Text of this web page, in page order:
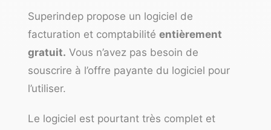
Superindep propose un logiciel de
facturation et comptabilité entièrement
gratuit. Vous n’avez pas besoin de
souscrire à l’offre payante du logiciel pour
l’utiliser.
Le logiciel est pourtant très complet et